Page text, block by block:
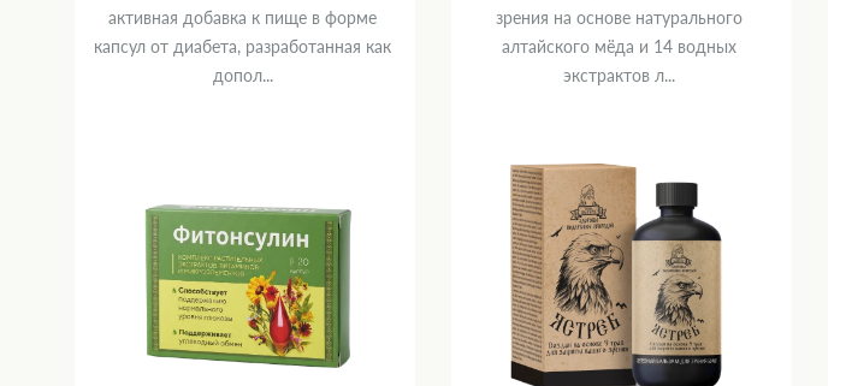
активная добавка к пище в форме
капсул от диабета, разработанная как
допол...
зрения на основе натурального
алтайского мёда и 14 водных
экстрактов л...